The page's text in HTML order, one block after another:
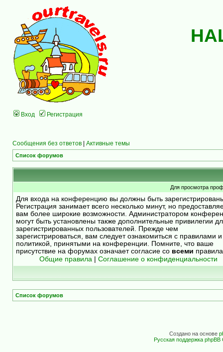
Вход Регистрация
Сообщения без ответов | Активные темы
Список форумов
Для просмотра
Для входа на конференцию вы должны быть
Регистрация занимает всего несколько минут, но
вам более широкие возможности. Администратором
могут быть установлены также дополнительные привилегии
зарегистрированных пользователей. Прежде чем
зарегистрироваться, вам следует ознакомиться с правилами и
политикой, принятыми на конференции. Помните, что ваше
присутствие на форумах означает согласие со всеми
Общие правила
Соглашение о конфиденциальности
Список форумов
Создано на основе
Русская поддержка phpBB